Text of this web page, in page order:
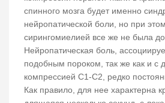
спинного мозга будет именно
нейропатической боли, но при
сирингомиелией все же не была
Нейропатическая боль,
подобным пороком, так же как и с
компрессией С1-С2, редко
Как правило, для нее характерна